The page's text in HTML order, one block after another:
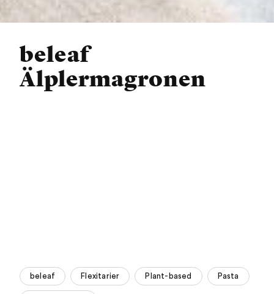
beleaf
Älplermagronen
beleaf Flexitarier Plant-based Pasta